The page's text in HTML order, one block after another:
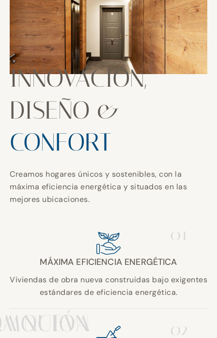
NUEVA
INNOVACIÓN,
DISEÑO &
CONFORT
Creamos hogares únicos y sostenibles, con la
máxima eficiencia energética y situados en las
mejores ubicaciones.
01
MÁXIMA EFICIENCIA ENERGÉTICA
Viviendas de obra nueva construidas bajo exigentes
estándares de eficiencia energética.
02